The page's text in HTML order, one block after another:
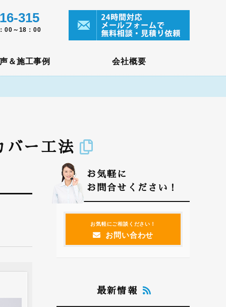
315
00～18：00
＆施工事例 会社概要
バー工法
お気軽に
お問合せください！
お気軽にご相談ください！
お問い合わせ
最新情報